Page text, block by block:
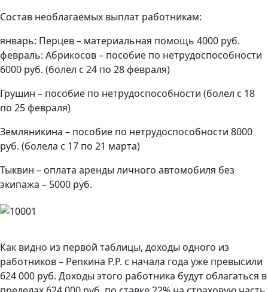
Состав необлагаемых выплат работникам:
январь: Перцев – материальная помощь 4000 руб.
февраль: Абрикосов – пособие по нетрудоспособности
6000 руб. (болел с 24 по 28 февраля)
Грушин – пособие по нетрудоспособности (болел с 18
по 25 февраля)
Земляникина – пособие по нетрудоспособности 8000
руб. (болела с 17 по 21 марта)
Тыквин – оплата аренды личного автомобиля без
экипажа – 5000 руб.
Как видно из первой таблицы, доходы одного из
работников – Репкина Р.Р. с начала года уже превысили
624 000 руб. Доходы этого работника будут облагаться в